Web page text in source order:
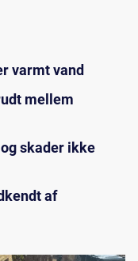
varmt vand
mellem
skader ikke
af